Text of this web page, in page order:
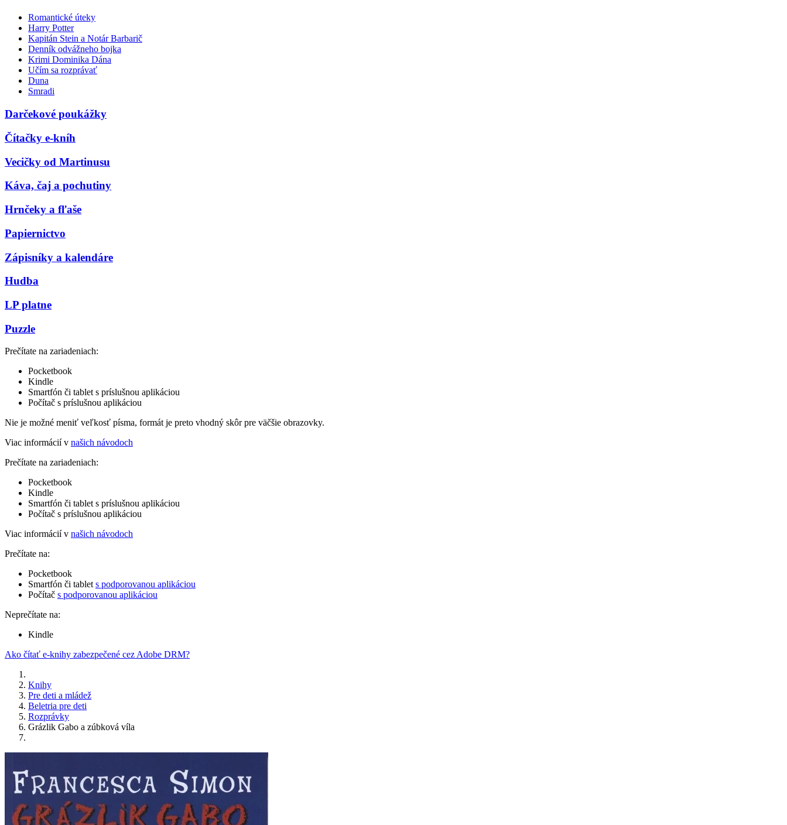
Romantické úteky
Harry Potter
Kapitán Stein a Notár Barbarič
Denník odvážneho bojka
Krimi Dominika Dána
Učím sa rozprávať
Duna
Smradi
Darčekové poukážky
Čítačky e-kníh
Vecičky od Martinusu
Káva, čaj a pochutiny
Hrnčeky a fľaše
Papiernictvo
Zápisníky a kalendáre
Hudba
LP platne
Puzzle
Prečítate na zariadeniach:
Pocketbook
Kindle
Smartfón či tablet s príslušnou aplikáciou
Počítač s príslušnou aplikáciou
Nie je možné meniť veľkosť písma, formát je preto vhodný skôr pre väčšie obrazovky.
Viac informácií v našich návodoch
Prečítate na zariadeniach:
Pocketbook
Kindle
Smartfón či tablet s príslušnou aplikáciou
Počítač s príslušnou aplikáciou
Viac informácií v našich návodoch
Prečítate na:
Pocketbook
Smartfón či tablet s podporovanou aplikáciou
Počítač s podporovanou aplikáciou
Neprečítate na:
Kindle
Ako čítať e-knihy zabezpečené cez Adobe DRM?
Knihy
Pre deti a mládež
Beletria pre deti
Rozprávky
Grázlik Gabo a zúbková víla